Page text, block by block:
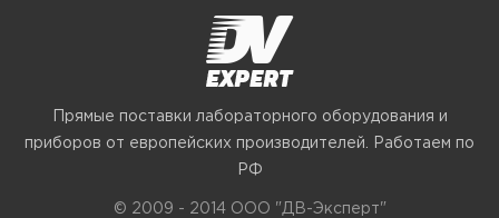
Прямые поставки лабораторного оборудования и
приборов от европейских производителей. Работаем по
РФ
© 2009 - 2014 ООО "ДВ-Эксперт"